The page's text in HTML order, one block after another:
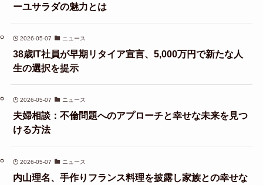
ーユサラダの魅力とは
2026-05-07 ニュース
38歳IT社員が早期リタイア宣言、5,000万円で新たな人
生の選択を提示
2026-05-07 ニュース
夫婦相談：不倫問題へのアプローチと幸せな未来を見つ
ける方法
2026-05-07 ニュース
内山理名、手作りフランス料理を披露し家族との幸せな